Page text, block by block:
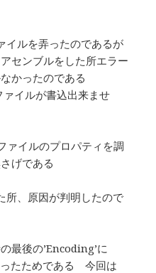
イルを弄ったのであるが
センブルをした所エラー
かったのである
イルが書込出来ませ
ァイルのプロパティを調
げである
所、原因が判明したので
最後の’Encoding’に
たためである 今回は